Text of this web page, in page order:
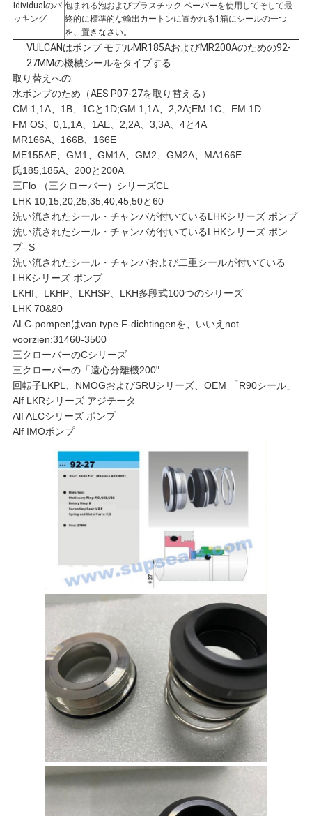
し
な
さ
い
地
図
PRIVACY
POLICY
Idividualのパ
ッキング
包まれる泡およびプラスチック ペーパーを使用してそして最
終的に標準的な輸出カートンに置かれる1箱にシールの一つ
を、置きなさい。
VULCANはポンプ モデルMR185AおよびMR200Aのための92-
27MMの機械シールをタイプする
取り替えへの:
水ポンプのため（AES P07-27を取り替える）
CM 1,1A、1B、1Cと1D;GM 1,1A、2,2A;EM 1C、EM 1D
FM OS、0,1,1A、1AE、2,2A、3,3A、4と4A
MR166A、166B、166E
ME155AE、GM1、GM1A、GM2、GM2A、MA166E
氏185,185A、200と200A
三Flo （三クローバー）シリーズCL
LHK 10,15,20,25,35,40,45,50と60
洗い流されたシール・チャンバが付いているLHKシリーズ ポンプ
洗い流されたシール・チャンバが付いているLHKシリーズ ポン
プ- S
洗い流されたシール・チャンバおよび二重シールが付いている
LHKシリーズ ポンプ
LKHI、LKHP、LKHSP、LKH多段式100つのシリーズ
LHK 70&80
ALC-pompenはvan type F-dichtingenを、いいえnot
voorzien:31460-3500
三クローバーのCシリーズ
三クローバーの「遠心分離機200"
回転子LKPL、NMOGおよびSRUシリーズ、OEM 「R90シール」
Alf LKRシリーズ アジテータ
Alf ALCシリーズ ポンプ
Alf IMOポンプ